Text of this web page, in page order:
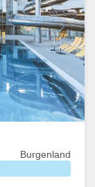
Burgenland